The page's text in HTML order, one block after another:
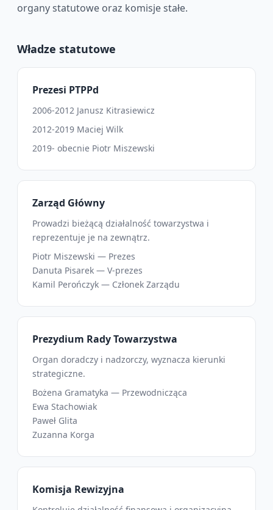
organy statutowe oraz komisje stałe.
Władze statutowe
Prezesi PTPPd
2006-2012 Janusz Kitrasiewicz
2012-2019 Maciej Wilk
2019- obecnie Piotr Miszewski
Zarząd Główny
Prowadzi bieżącą działalność towarzystwa i
reprezentuje je na zewnątrz.
Piotr Miszewski — Prezes
Danuta Pisarek — V-prezes
Kamil Perończyk — Członek Zarządu
Prezydium Rady Towarzystwa
Organ doradczy i nadzorczy, wyznacza kierunki
strategiczne.
Bożena Gramatyka — Przewodnicząca
Ewa Stachowiak
Paweł Glita
Zuzanna Korga
Komisja Rewizyjna